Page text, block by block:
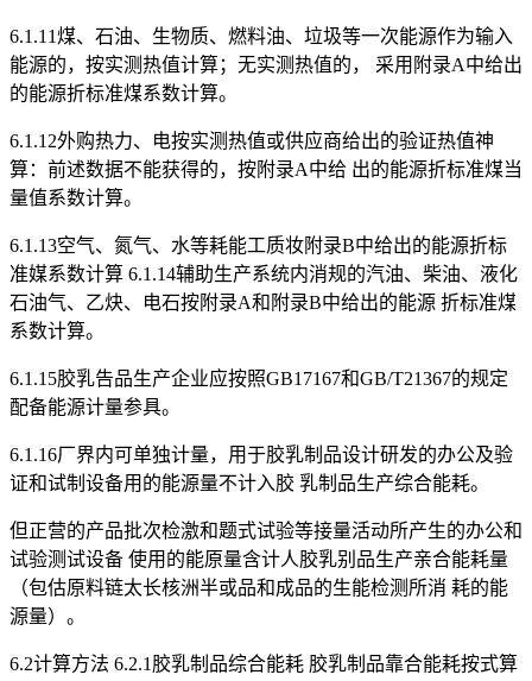
6.1.11煤、石油、生物质、燃料油、垃圾等一次能源作为输入
能源的，按实测热值计算；无实测热值的， 采用附录A中给出
的能源折标准煤系数计算。
6.1.12外购热力、电按实测热值或供应商给出的验证热值神
算：前述数据不能获得的，按附录A中给 出的能源折标准煤当
量值系数计算。
6.1.13空气、氮气、水等耗能工质妆附录B中给出的能源折标
准媒系数计算 6.1.14辅助生产系统内消规的汽油、柴油、液化
石油气、乙炔、电石按附录A和附录B中给出的能源 折标准煤
系数计算。
6.1.15胶乳告品生产企业应按照GB17167和GB/T21367的规定
配备能源计量参具。
6.1.16厂界内可单独计量，用于胶乳制品设计研发的办公及验
证和试制设备用的能源量不计入胶 乳制品生产综合能耗。
但正营的产品批次检激和题式试验等接量活动所产生的办公和
试验测试设备 使用的能原量含计人胶乳别品生产亲合能耗量
（包估原料链太长核洲半或品和成品的生能检测所消 耗的能
源量）。
6.2计算方法 6.2.1胶乳制品综合能耗 胶乳制品靠合能耗按式算